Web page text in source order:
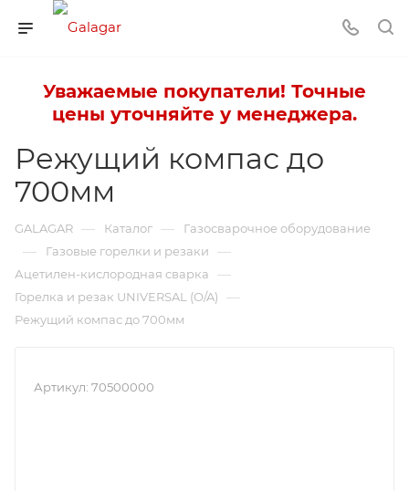
Уважаемые покупатели! Точные
цены уточняйте у менеджера.
Режущий компас до
700мм
GALAGAR — Каталог — Газосварочное оборудование
— Газовые горелки и резаки —
Ацетилен-кислородная сварка —
Горелка и резак UNIVERSAL (O/A) —
Режущий компас до 700мм
Артикул: 70500000